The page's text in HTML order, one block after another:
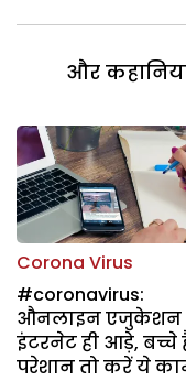
और
Corona Virus
#coronavirus:
औनलाइन एजुकेशन
इंटरनेट ही आड़े, बच्चे
परेशान तो करें ये